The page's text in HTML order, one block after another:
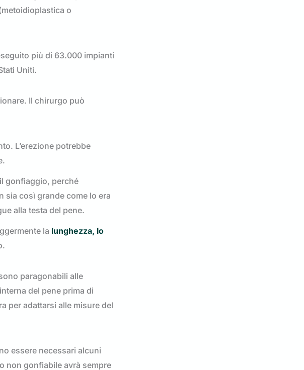
o
più di 63.000 impianti
Uniti.
Il chirurgo può
L’erezione potrebbe
gonfiaggio, perché
sia così grande come lo era
alla testa del pene.
la lunghezza, lo
paragonabili alle
del pene prima di
per adattarsi alle misure del
essere necessari alcuni
non gonfiabile avrà sempre